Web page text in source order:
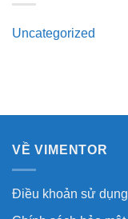
Uncategorized
VỀ VIMENTOR
Điều khoản sử dụng